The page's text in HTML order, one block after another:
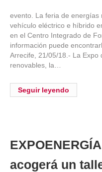
evento. La feria de energías
vehículo eléctrico e híbrido
en el Centro Integrado de
información puede
Arrecife, 21/05/18.- La Expo
renovables, la…
Seguir leyendo
acogerá un